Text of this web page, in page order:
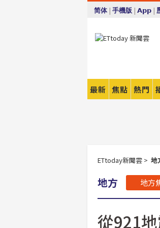
回首頁
複製連結
简体 | 手機版 | App |
最新 焦點 熱門
ETtoday新聞雲 > 地
地方 地方
從921